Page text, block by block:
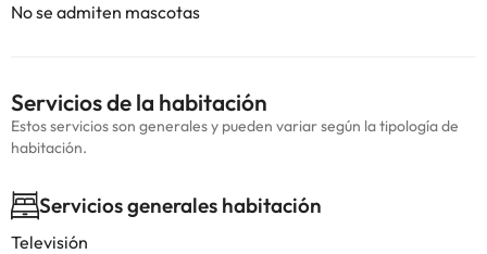
No se admiten mascotas
Servicios de la habitación
Estos servicios son generales y pueden variar según la tipología de
habitación.
Servicios generales habitación
Televisión